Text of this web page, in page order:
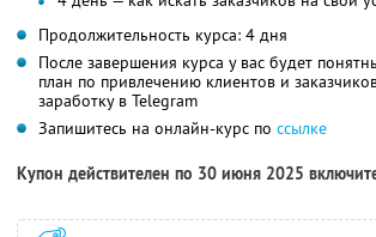
Продолжительность курса: 4 дня
После завершения курса у вас будет
план по привлечению клиентов и
заработку в Telegram
Запишитесь на онлайн-курс по ссылке
Купон действителен по 30 июня 2025